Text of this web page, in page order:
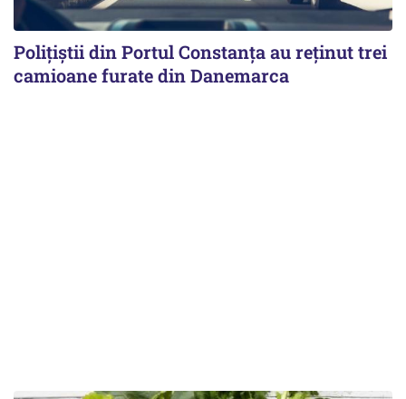
Polițiștii din Portul Constanța au reținut trei
camioane furate din Danemarca